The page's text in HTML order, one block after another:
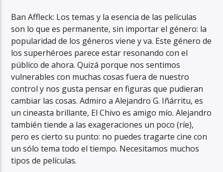
Ban Affleck: Los temas y la esencia de las películas
son lo que es permanente, sin importar el género: la
popularidad de los géneros viene y va. Este género de
los superhéroes parece estar resonando con el
público de ahora. Quizá porque nos sentimos
vulnerables con muchas cosas fuera de nuestro
control y nos gusta pensar en figuras que pudieran
cambiar las cosas. Admiro a Alejandro G. Iñárritu, es
un cineasta brillante, El Chivo es amigo mío. Alejandro
también tiende a las exageraciones un poco (ríe),
pero es cierto su punto: no puedes tragarte cine con
un sólo tema todo el tiempo. Necesitamos muchos
tipos de películas.